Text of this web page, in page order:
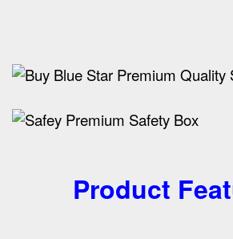
Product